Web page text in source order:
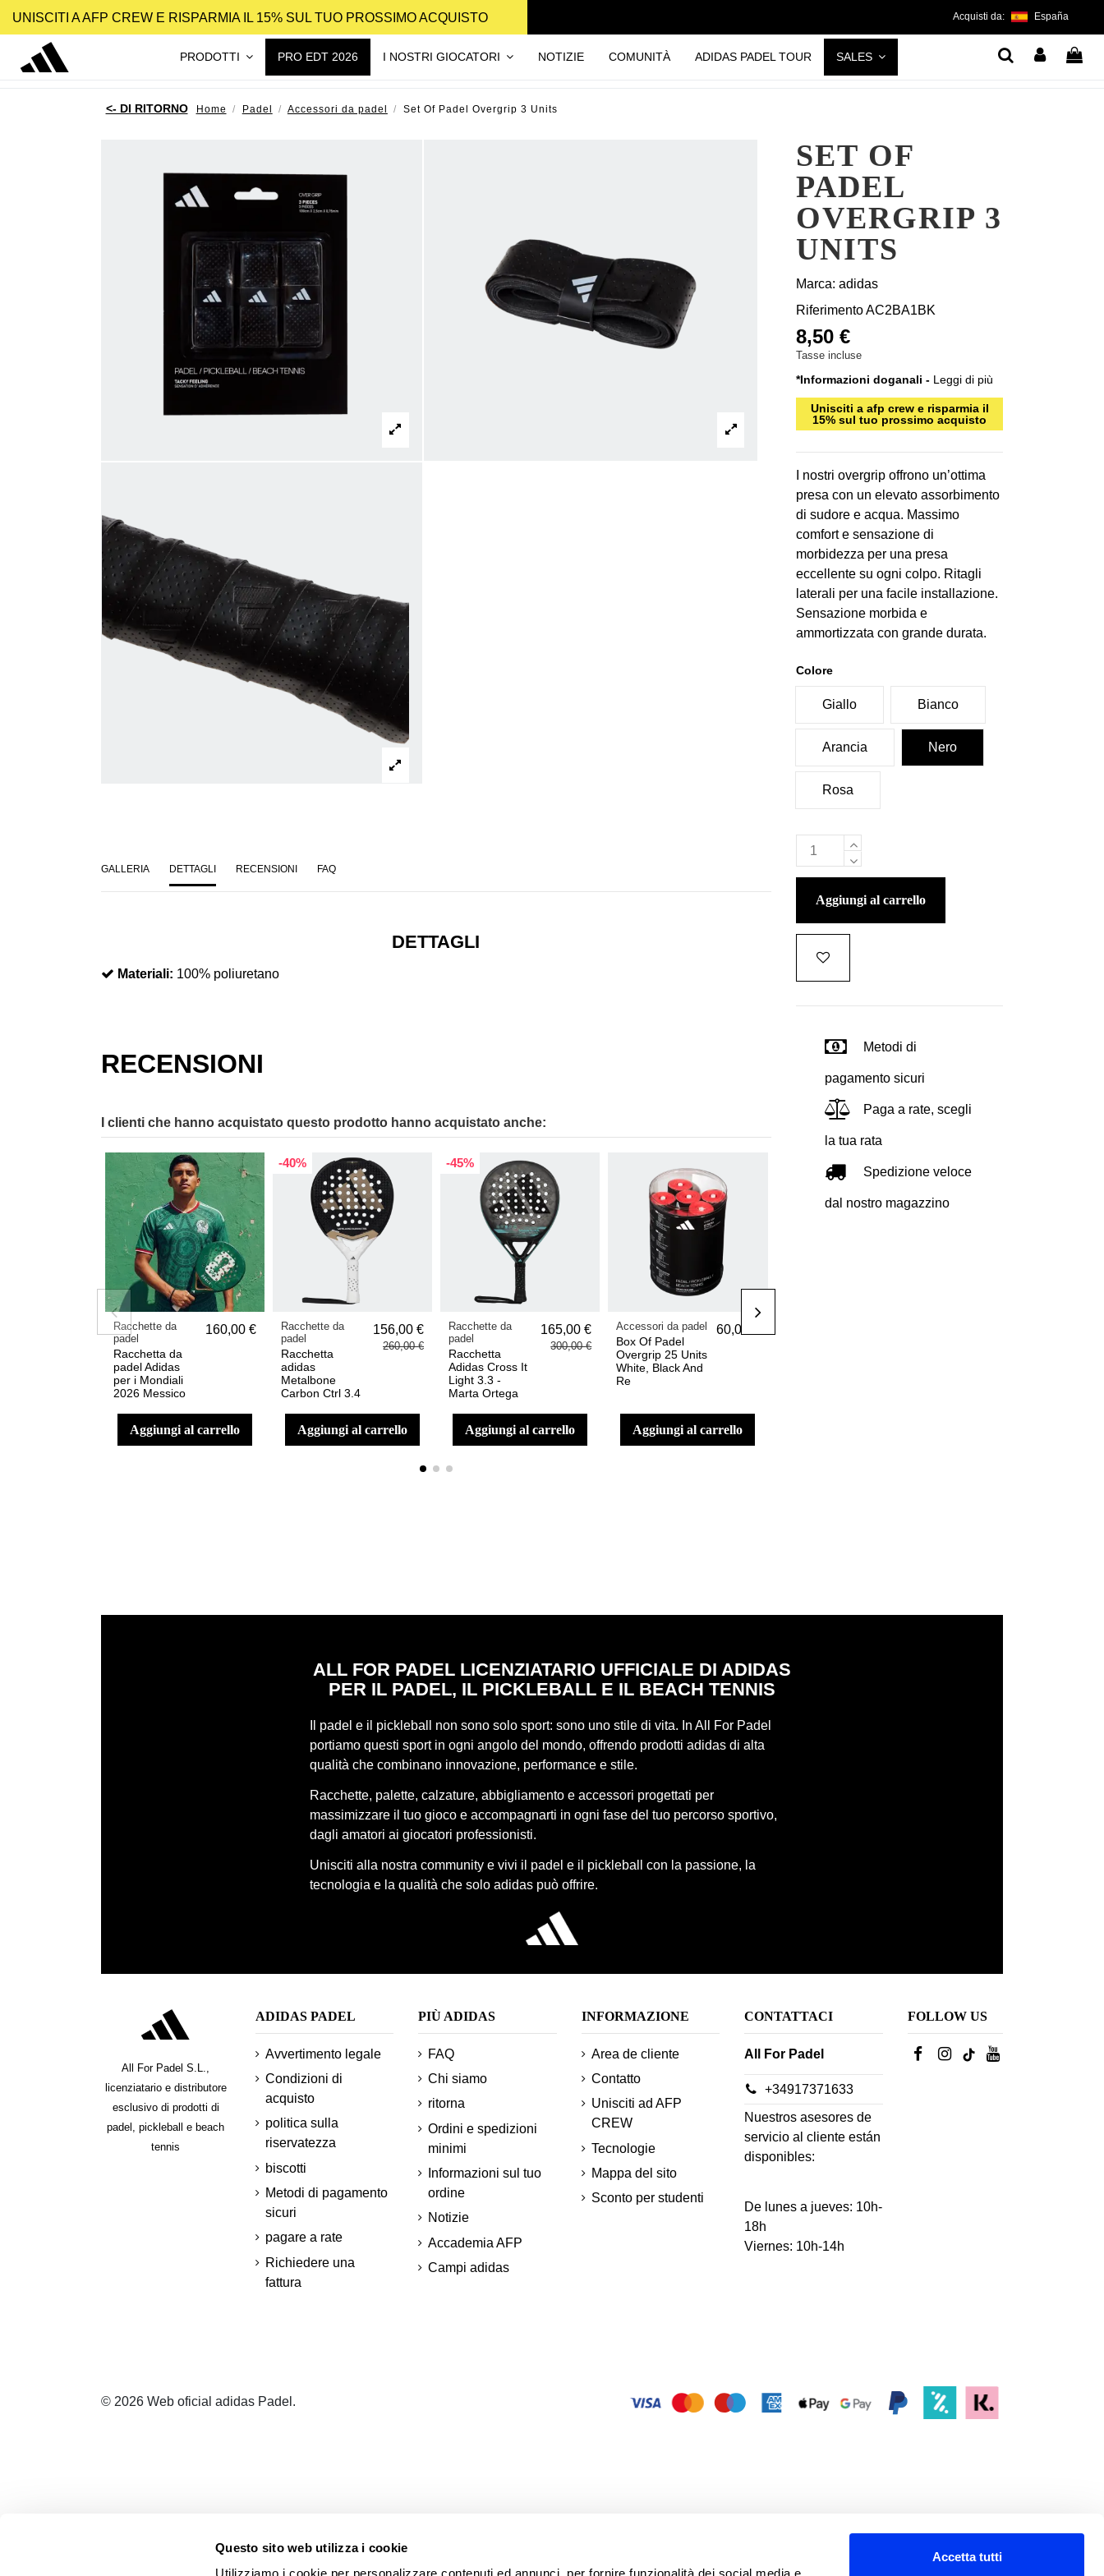
Questo sito web utilizza i cookie
Accetta tutti
UNISCITI A AFP CREW E RISPARMIA IL 15% SUL TUO PROSSIMO ACQUISTO Acquisti da: España
PRODOTTI PRO EDT 2026 I NOSTRI GIOCATORI NOTIZIE COMUNITÀ ADIDAS PADEL TOUR SALES
Home Padel Accessori da padel Set Of Padel Overgrip 3 Units
GALLERIA DETTAGLI RECENSIONI FAQ
DETTAGLI
Materiali: 100% poliuretano
RECENSIONI
I clienti che hanno acquistato questo prodotto hanno acquistato anche:
Racchette da
padel
Racchetta da
padel Adidas
per i Mondiali
2026 Messico
160,00 €
aggiungi al carrello
-40%
Racchette da
padel
Racchetta
adidas
Metalbone
Carbon Ctrl 3.4
156,00 €
260,00 €
aggiungi al carrello
-45%
Racchette da
padel
Racchetta
Adidas Cross It
Light 3.3 -
Marta Ortega
165,00 €
300,00 €
aggiungi al carrello
Accessori da padel
Box Of Padel
Overgrip 25 Units
White, Black And
Re
60,00 €
aggiungi al carrello
SET OF
PADEL
OVERGRIP 3
UNITS
Marca: adidas
RiferimentoAC2BA1BK
8,50 €
Tasse incluse
*Informazioni doganali - Leggi di più
Unisciti a afp crew e risparmia il
15% sul tuo prossimo acquisto
I nostri overgrip offrono un’ottima
presa con un elevato assorbimento
di sudore e acqua. Massimo
comfort e sensazione di
morbidezza per una presa
eccellente su ogni colpo. Ritagli
laterali per una facile installazione.
Sensazione morbida e
ammortizzata con grande durata.
Colore
Giallo Bianco
Arancia Nero
Rosa
aggiungi al carrello
Metodi di
pagamento sicuri
Paga a rate, scegli
la tua rata
Spedizione veloce
dal nostro magazzino
ALL FOR PADEL LICENZIATARIO UFFICIALE DI ADIDAS
PER IL PADEL, IL PICKLEBALL E IL BEACH TENNIS
Il padel e il pickleball non sono solo sport: sono uno stile di vita. In All For Padel
portiamo questi sport in ogni angolo del mondo, offrendo prodotti adidas di alta
qualità che combinano innovazione, performance e stile.
Racchette, palette, calzature, abbigliamento e accessori progettati per
massimizzare il tuo gioco e accompagnarti in ogni fase del tuo percorso sportivo,
dagli amatori ai giocatori professionisti.
Unisciti alla nostra community e vivi il padel e il pickleball con la passione, la
tecnologia e la qualità che solo adidas può offrire.
All For Padel S.L.,
licenziatario e distributore
esclusivo di prodotti di
padel, pickleball e beach
tennis
ADIDAS PADEL
Avvertimento legale
Condizioni di
acquisto
politica sulla
riservatezza
biscotti
Metodi di pagamento
sicuri
pagare a rate
Richiedere una
fattura
PIÙ ADIDAS
FAQ
Chi siamo
ritorna
Ordini e spedizioni
minimi
Informazioni sul tuo
ordine
Notizie
Accademia AFP
Campi adidas
INFORMAZIONE
Area de cliente
Contatto
Unisciti ad AFP
CREW
Tecnologie
Mappa del sito
Sconto per studenti
CONTATTACI
All For Padel
+34917371633
Nuestros asesores de
servicio al cliente están
disponibles:
De lunes a jueves: 10h-
18h
Viernes: 10h-14h
FOLLOW US
© 2026 Web oficial adidas Padel.